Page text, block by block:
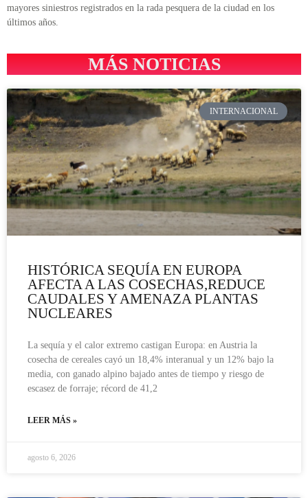
mayores siniestros registrados en la rada pesquera de la ciudad en los
últimos años.
MÁS NOTICIAS
INTERNACIONAL
HISTÓRICA SEQUÍA EN EUROPA
AFECTA A LAS COSECHAS,REDUCE
CAUDALES Y AMENAZA PLANTAS
NUCLEARES
La sequía y el calor extremo castigan Europa: en Austria la
cosecha de cereales cayó un 18,4% interanual y un 12% bajo la
media, con ganado alpino bajado antes de tiempo y riesgo de
escasez de forraje; récord de 41,2
LEER MÁS »
agosto 6, 2026